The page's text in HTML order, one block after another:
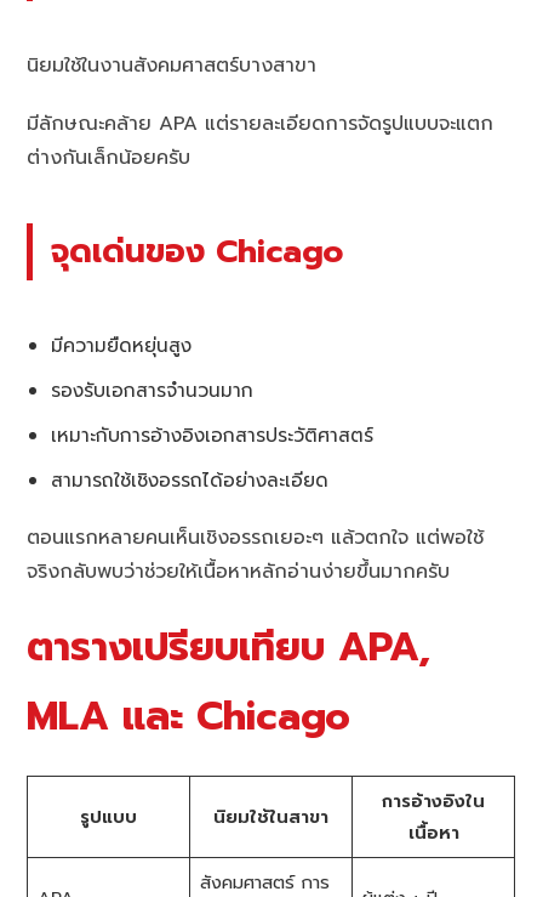
นิยมใช้ในงานสังคมศาสตร์บางสาขา
มีลักษณะคล้าย APA แต่รายละเอียดการจัดรูปแบบจะแตก
ต่างกันเล็กน้อยครับ
จุดเด่นของ Chicago
มีความยืดหยุ่นสูง
รองรับเอกสารจำนวนมาก
เหมาะกับการอ้างอิงเอกสารประวัติศาสตร์
สามารถใช้เชิงอรรถได้อย่างละเอียด
ตอนแรกหลายคนเห็นเชิงอรรถเยอะๆ แล้วตกใจ แต่พอใช้
จริงกลับพบว่าช่วยให้เนื้อหาหลักอ่านง่ายขึ้นมากครับ
ตารางเปรียบเทียบ APA,
MLA และ Chicago
รูปแบบ นิยมใช้ในสาขา
การอ้างอิงใน
เนื้อหา
สังคมศาสตร์ การ